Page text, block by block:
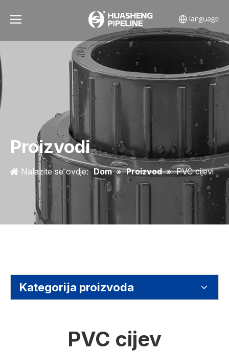
Proizvodi
Nalazite se ovdje: Dom » Proizvod » PVC cijevi
Kategorija proizvoda
PVC cijev